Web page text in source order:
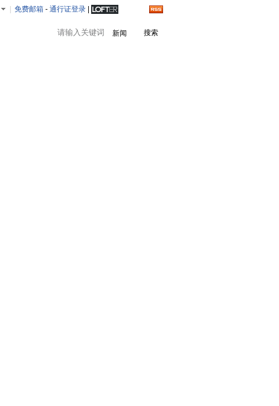
免费邮箱 - 通行证登录
新闻